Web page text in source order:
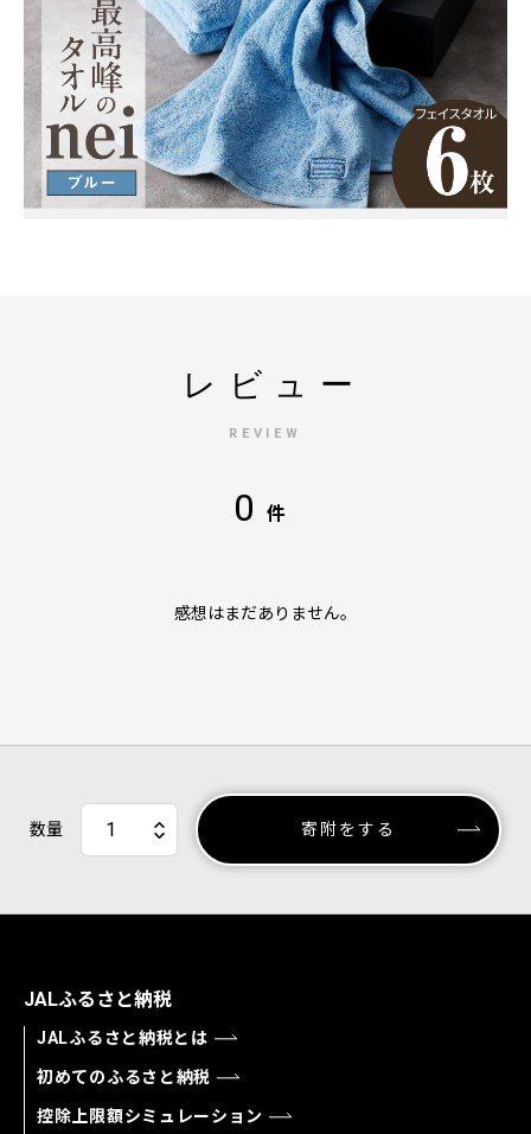
レビュー
REVIEW
0 件
感想はまだありません。
数量 寄附をする
JALふるさと納税
JALふるさと納税とは
初めてのふるさと納税
控除上限額シミュレーション